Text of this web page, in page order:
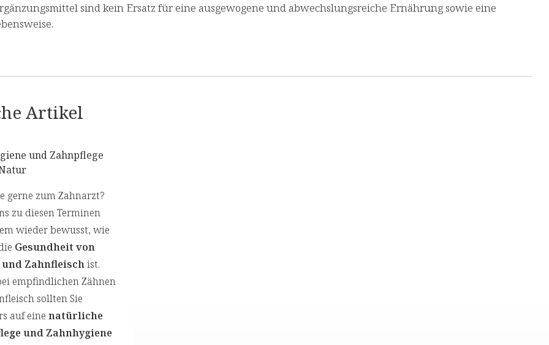
sind kein Ersatz für eine ausgewogene und abwechslungsreiche Ernährung sowie eine
Artikel
und Zahnpflege
gerne zum Zahnarzt?
zu diesen Terminen
wieder bewusst, wie
Gesundheit von
und Zahnfleischist.
empfindlichen Zähnen
sollten Sie
auf eine natürliche
und Zahnhygiene